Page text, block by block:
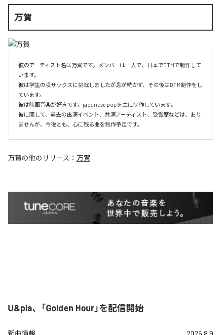
万賀
彼のアーティスト名は万賀です。メンバーは一人で、日本でDTMで制作して
います。
彼は学生の頃サックスに挑戦しましたが息が続かず、その後はDTM制作をし
ています。
彼は映画音楽が好きです。japanese popを主に制作しています。
彼に関して、過去の出演イベント、共演アーティスト、受賞歴などは、あり
ませんが、今後とも、心に残る曲を制作予定です。
万賀の他のリリース： 万賀
U&pia、「Golden Hour」を配信開始
新曲情報 2026.8.9